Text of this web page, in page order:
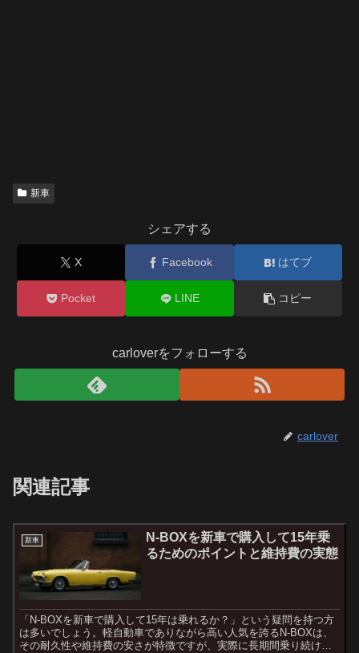
新車
シェアする
X Facebook はてブ
Pocket LINE コピー
carloverをフォローする
carlover
関連記事
新車
N-BOXを新車で購入して15年乗
るためのポイントと維持費の実態
「N-BOXを新車で購入して15年は乗れるか？」という疑問を持つ方
は多いでしょう。軽自動車でありながら高い人気を誇るN-BOXは、
その耐久性や維持費の安さが特徴ですが、実際に長期間乗り続ける